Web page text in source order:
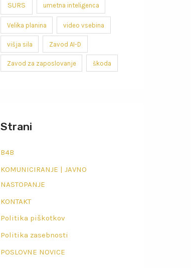
SURS umetna inteligenca
Velika planina video vsebina
višja sila Zavod AI-D
Zavod za zaposlovanje škoda
Strani
B4B
KOMUNICIRANJE | JAVNO
NASTOPANJE
KONTAKT
Politika piškotkov
Politika zasebnosti
POSLOVNE NOVICE